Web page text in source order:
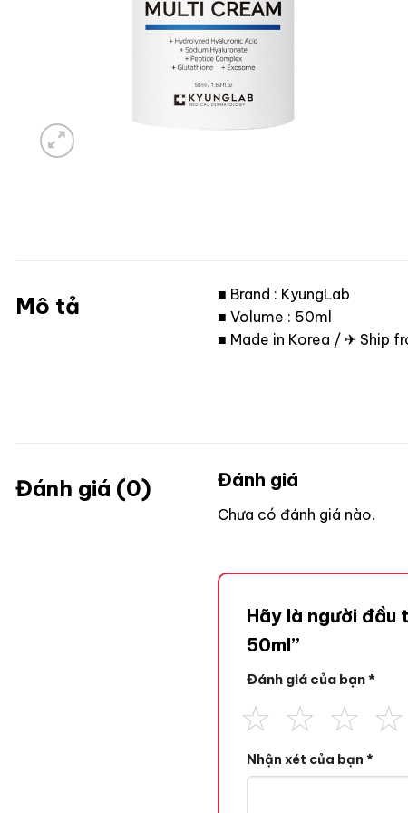
Mô tả
■ Brand : KyungLab
■ Volume : 50ml
■ Made in Korea / ✈ Ship
Đánh giá (0) Đánh giá
Chưa có đánh giá nào.
Hãy là người đầu
50ml”
Đánh giá của bạn*
Nhận xét của bạn*